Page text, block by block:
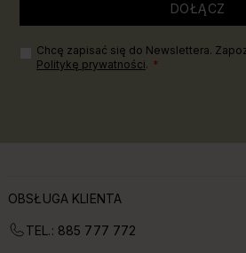
DOŁĄCZ
Chcę zapisać się do Newslettera.
Politykę prywatności.
OBSŁUGA KLIENTA
TEL.: 885 777 772